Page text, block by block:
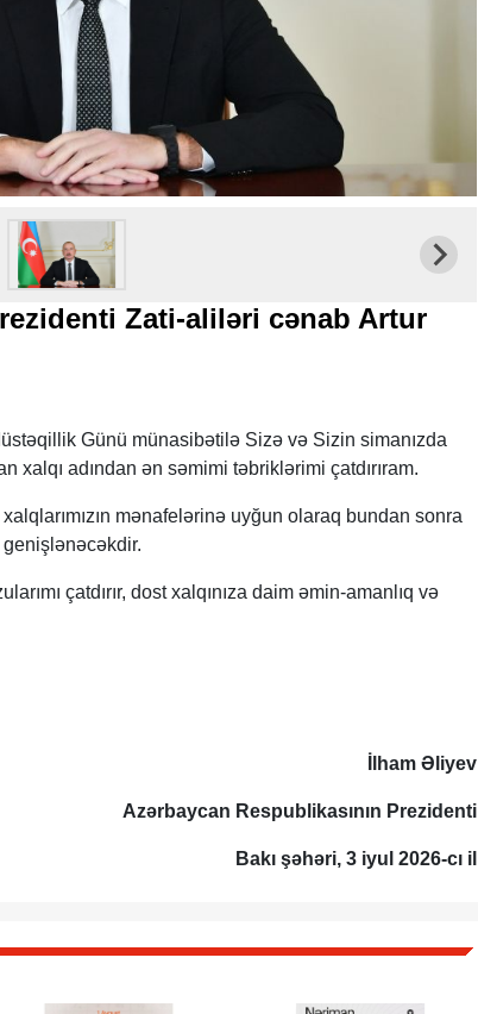
Zati-aliləri cənab Artur
Günü münasibətilə Sizə və Sizin simanızda
xalqı adından ən səmimi təbriklərimi çatdırıram.
mənafelərinə uyğun olaraq bundan sonra
çatdırır, dost xalqınıza daim əmin-amanlıq və
İlham Əliyev
Azərbaycan Respublikasının Prezidenti
Bakı şəhəri, 3 iyul 2026-cı il